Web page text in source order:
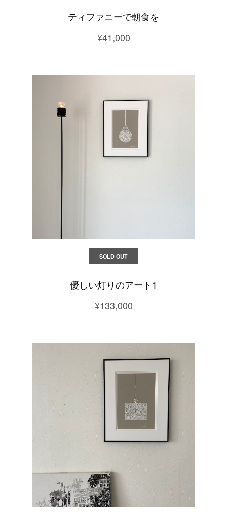
ティファニーで朝食を
¥41,000
SOLD OUT
優しい灯りのアート1
¥133,000